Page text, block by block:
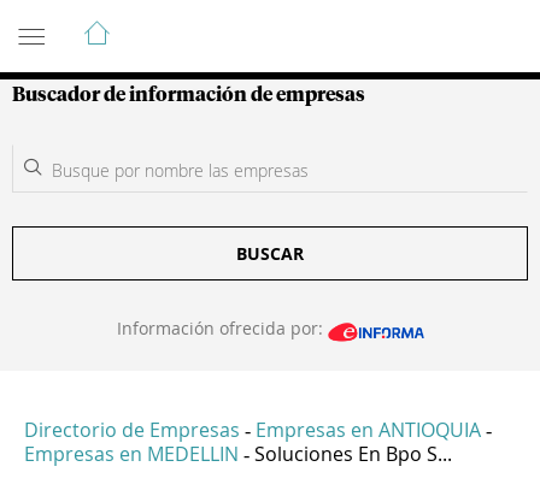
Guía de Empresas Colombianas
Buscador de información de empresas
BUSCAR
Información ofrecida por:
Directorio de Empresas - Empresas en ANTIOQUIA -
Empresas en MEDELLIN - Soluciones En Bpo S...